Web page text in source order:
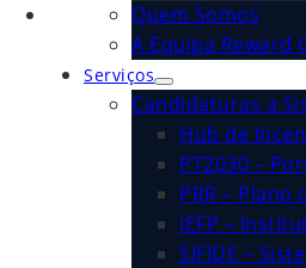
Quem Somos
A Equipa Reward
Serviços
Candidaturas a
Hub de
PT2030 –
PRR – Plano
IEFP –
SIFIDE –